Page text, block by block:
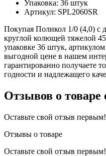
Упаковка: 36 штук
Артикул: SPL2060SR
Покупая Поликол 1/0 (4,0) с
круглой колющей тяжелой
упаковке 36 штук,
выгодной цене в нашем
гарантированно получаете
годности и надлежащего
Отзывов о товаре
Оставьте свой отзыв первым!
Отзывы о товаре
Оставьте свой отзыв первым!